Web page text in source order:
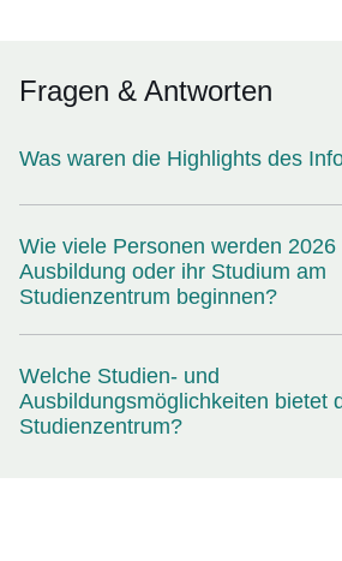
Fragen & Antworten
Was waren die Highlights des
Wie viele Personen werden 2026
Ausbildung oder ihr Studium am
Studienzentrum beginnen?
Welche Studien- und
Ausbildungsmöglichkeiten bietet
Studienzentrum?